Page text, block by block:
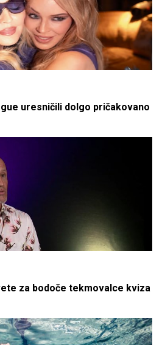
uresničili dolgo pričakovano
za bodoče tekmovalce kviza